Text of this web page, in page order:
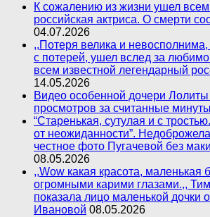
К сожалению из жизни ушел всем
российская актриса. О смерти
04.07.2026
,,Потеря велика и невосполнима,
с потерей, ушел вслед за
всем известной легендарный
14.05.2026
Видео особенной дочери
просмотров за считанные минуты
“Старенькая, сутулая и с
от неожиданности”.
честное фото Пугачевой без
08.05.2026
,,Wow какая красота, маленькая
огромными карими глазами.,,
показала лицо маленькой дочки
Ивановой 08.05.2026